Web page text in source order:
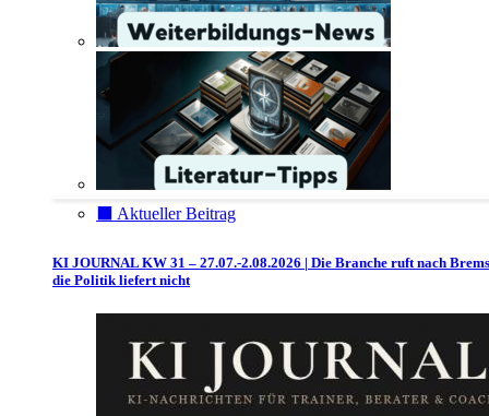
⬛️ Aktueller Beitrag
KI JOURNAL KW 31 – 27.07.-2.08.2026 | Die Branche ruft nach
die Politik liefert nicht